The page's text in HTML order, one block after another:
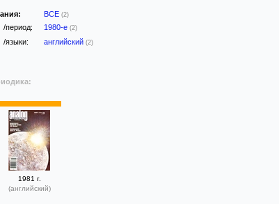
ВСЕ (2)
/период: 1980-е (2)
/языки: английский (2)
1981 г.
(английский)